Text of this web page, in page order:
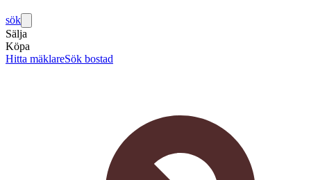
sök
Sälja
Köpa
Hitta mäklareSök bostad